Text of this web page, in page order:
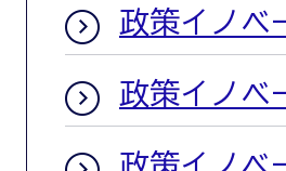
政策イノベ
政策イノベ
政策イノベ